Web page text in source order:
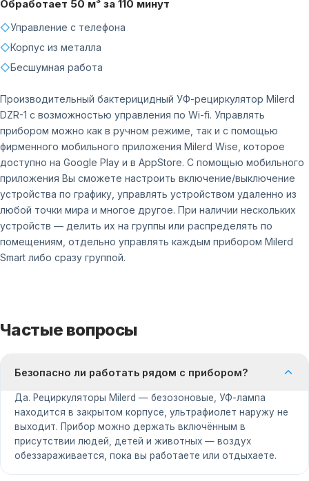
Обработает 50 м³ за 110 минут
◇Управление с телефона
◇Корпус из металла
◇Бесшумная работа
Производительный бактерицидный УФ-рециркулятор Milerd
DZR-1 c возможностью управления по Wi-fi. Управлять
прибором можно как в ручном режиме, так и с помощью
фирменного мобильного приложения Milerd Wise, которое
доступно на Google Play и в AppStore. С помощью мобильного
приложения Вы сможете настроить включение/выключение
устройства по графику, управлять устройством удаленно из
любой точки мира и многое другое. При наличии нескольких
устройств — делить их на группы или распределять по
помещениям, отдельно управлять каждым прибором Milerd
Smart либо сразу группой.
Частые вопросы
Безопасно ли работать рядом с прибором?
Да. Рециркуляторы Milerd — безозоновые, УФ-лампа
находится в закрытом корпусе, ультрафиолет наружу не
выходит. Прибор можно держать включённым в
присутствии людей, детей и животных — воздух
обеззараживается, пока вы работаете или отдыхаете.